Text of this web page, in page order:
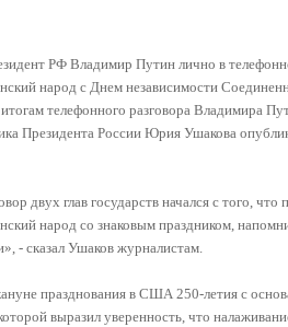
РФ Владимир Путин лично в
народ с Днем независимости
телефонного разговора Владимира
Президента России Юрия Ушакова
двух глав государств начался с того,
народ со знаковым праздником,
- сказал Ушаков журналистам.
празднования в США 250-летия с
выразил уверенность, что